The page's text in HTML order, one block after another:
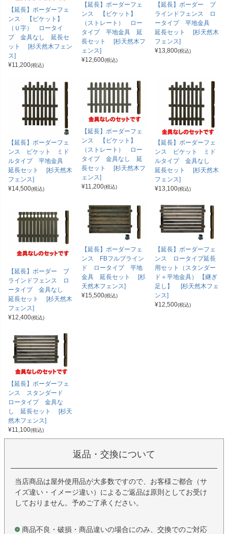
【延長】ボーダーフェ
ンス 【ピケット】
（Ｕ字） ロータイ
プ 金具なし 延長セ
ット [杉天然木フェン
ス]
¥11,200(税込)
【延長】ボーダーフェ
ンス 【ピケット】
（ストレート） ロー
タイプ 平地金具 延
長セット [杉天然木フ
ェンス]
¥12,600(税込)
【延長】ボーダー ブ
ラインドフェンス ロ
ータイプ 平地金具
延長セット [杉天然木
フェンス]
¥13,800(税込)
【延長】ボーダーフェ
ンス ピケット ミド
ルタイプ 平地金具
延長セット [杉天然木
フェンス]
¥14,500(税込)
【延長】ボーダーフェ
ンス 【ピケット】
（ストレート） ロー
タイプ 金具なし 延
長セット [杉天然木フ
ェンス]
¥11,200(税込)
【延長】ボーダーフェ
ンス ピケット ミド
ルタイプ 金具なし
延長セット [杉天然木
フェンス]
¥13,100(税込)
【延長】ボーダー ブ
ラインドフェンス ロ
ータイプ 金具なし
延長セット [杉天然木
フェンス]
¥12,400(税込)
【延長】ボーダーフェ
ンス FBフルブライン
ド ロータイプ 平地
金具 延長セット [杉
天然木フェンス]
¥15,500(税込)
【延長】ボーダーフェ
ンス ロータイプ延長
用セット（スタンダー
ド＋平地金具） 【継ぎ
足し】 [杉天然木フェ
ンス]
¥12,500(税込)
【延長】ボーダーフェ
ンス スタンダード
ロータイプ 金具な
し 延長セット [杉天
然木フェンス]
¥11,100(税込)
返品・交換について
当店商品は屋外使用品が大多数ですので、お客様ご都合（サ
イズ違い・イメージ違い）によるご返品は原則としてお受け
しておりません。予めご了承ください。
商品不良・破損・商品違いの場合にのみ、交換でのご対応